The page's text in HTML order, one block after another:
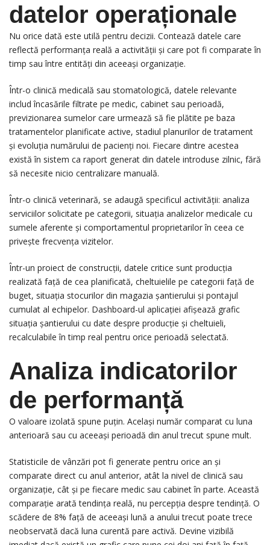
datelor operaționale
Nu orice dată este utilă pentru decizii. Contează datele care
reflectă performanța reală a activității și care pot fi comparate în
timp sau între entități din aceeași organizație.
Într-o clinică medicală sau stomatologică, datele relevante
includ încasările filtrate pe medic, cabinet sau perioadă,
previzionarea sumelor care urmează să fie plătite pe baza
tratamentelor planificate active, stadiul planurilor de tratament
și evoluția numărului de pacienți noi. Fiecare dintre acestea
există în sistem ca raport generat din datele introduse zilnic, fără
să necesite nicio centralizare manuală.
Într-o clinică veterinară, se adaugă specificul activității: analiza
serviciilor solicitate pe categorii, situația analizelor medicale cu
sumele aferente și comportamentul proprietarilor în ceea ce
privește frecvența vizitelor.
Într-un proiect de construcții, datele critice sunt producția
realizată față de cea planificată, cheltuielile pe categorii față de
buget, situația stocurilor din magazia șantierului și pontajul
cumulat al echipelor. Dashboard-ul aplicației afișează grafic
situația șantierului cu date despre producție și cheltuieli,
recalculabile în timp real pentru orice perioadă selectată.
Analiza indicatorilor
de performanță
O valoare izolată spune puțin. Același număr comparat cu luna
anterioară sau cu aceeași perioadă din anul trecut spune mult.
Statisticile de vânzări pot fi generate pentru orice an și
comparate direct cu anul anterior, atât la nivel de clinică sau
organizație, cât și pe fiecare medic sau cabinet în parte. Această
comparație arată tendința reală, nu percepția despre tendință. O
scădere de 8% față de aceeași lună a anului trecut poate trece
neobservată dacă luna curentă pare activă. Devine vizibilă